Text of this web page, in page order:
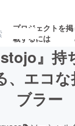
プロジェクトを掲
載するには
目の新着プロ募集終
stojo』
、エコ
ブラー